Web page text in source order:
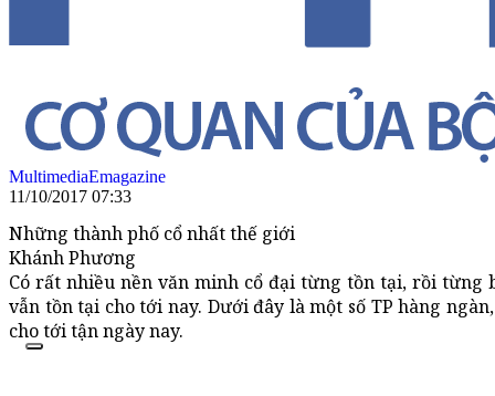
MultimediaEmagazine
11/10/2017 07:33
Những thành phố cổ nhất thế giới
Khánh Phương
Có rất nhiều nền văn minh cổ đại từng tồn tại, rồi từng
vẫn tồn tại cho tới nay. Dưới đây là một số TP hàng
cho tới tận ngày nay.